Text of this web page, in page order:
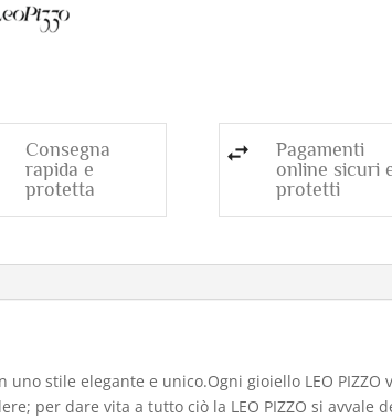
Consegna
rapida e
protetta
Pagamenti
online sicuri
protetti
uno stile elegante e unico.Ogni gioiello LEO PIZZO
per dare vita a tutto ciò la LEO PIZZO si avvale